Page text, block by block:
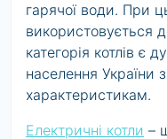
гарячої води. При
використовується
категорія котлів є
населення України
характеристикам.
Електричні котли –